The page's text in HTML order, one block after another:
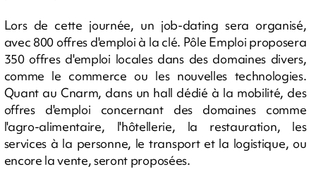
Lors de cette journée, un job-dating sera organisé,
avec 800 offres d'emploi à la clé. Pôle Emploi proposera
350 offres d'emploi locales dans des domaines divers,
comme le commerce ou les nouvelles technologies.
Quant au Cnarm, dans un hall dédié à la mobilité, des
offres d'emploi concernant des domaines comme
l'agro-alimentaire, l'hôtellerie, la restauration, les
services à la personne, le transport et la logistique, ou
encore la vente, seront proposées.